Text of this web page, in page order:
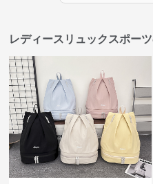
レディースリュックスポー